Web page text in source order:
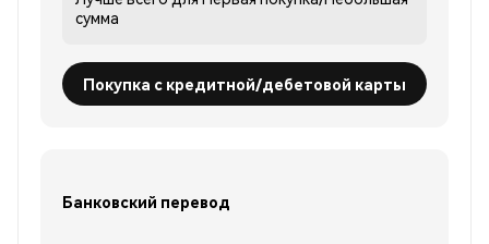
сумма
Покупка с кредитной/дебетовой карты
Банковский перевод